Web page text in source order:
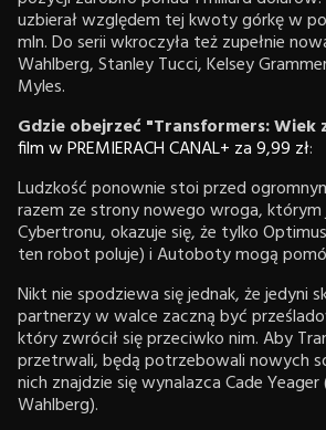
uzbierał względem tej kwoty górkę w
mln. Do serii wkroczyła też zupełnie
Wahlberg, Stanley Tucci, Kelsey
Myles.
Gdzie obejrzeć "Transformers: Wiek
film w PREMIERACH CANAL+ za 9,99 zł:
Ludzkość ponownie stoi przed
razem ze strony nowego wroga,
Cybertronu, okazuje się, że tylko
ten robot poluje) i Autoboty mogą
Nikt nie spodziewa się jednak, że jedyni
partnerzy w walce zaczną być
który zwrócił się przeciwko nim. Aby
przetrwali, będą potrzebowali nowych
nich znajdzie się wynalazca Cade
Wahlberg).